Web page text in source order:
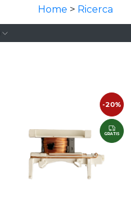
Home > Ricerca
-20%
GRATIS